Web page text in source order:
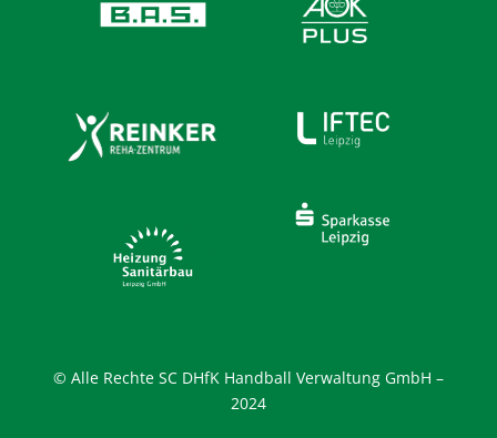
© Alle Rechte SC DHfK Handball Verwaltung GmbH –
2024